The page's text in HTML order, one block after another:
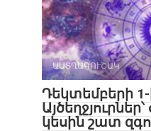
ԱՍՏՂԱԳՈՒՇԱԿ
Դեկտեմբերի
կեսին շատ